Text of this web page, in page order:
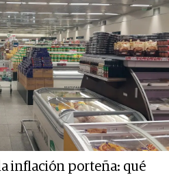
inflación porteña: qué